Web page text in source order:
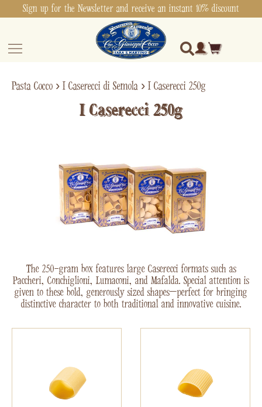
Sign up for the Newsletter and receive an instant 10% discount
Pasta Cocco › I Caserecci di Semola › I Caserecci 250g
I Caserecci 250g
The 250-gram box features large Caserecci formats such as
Paccheri, Conchiglioni, Lumaconi, and Mafalda. Special attention is
given to these bold, generously sized shapes—perfect for bringing
distinctive character to both traditional and innovative cuisine.